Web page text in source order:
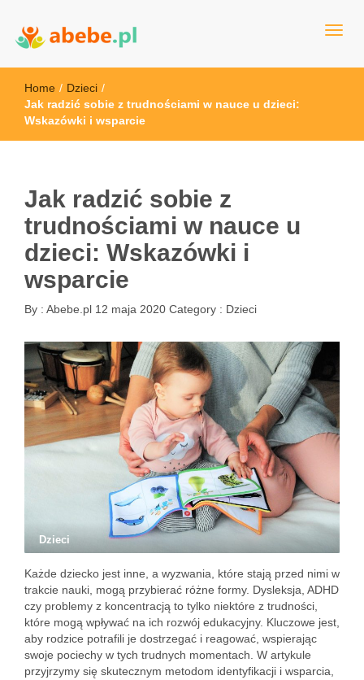
Abebe
Home / Dzieci /
Jak radzić sobie z trudnościami w nauce u dzieci:
Wskazówki i wsparcie
Jak radzić sobie z
trudnościami w nauce u
dzieci: Wskazówki i
wsparcie
By : Abebe.pl 12 maja 2020 Category : Dzieci
Dzieci
Każde dziecko jest inne, a wyzwania, które stają przed nimi w
trakcie nauki, mogą przybierać różne formy. Dysleksja, ADHD
czy problemy z koncentracją to tylko niektóre z trudności,
które mogą wpływać na ich rozwój edukacyjny. Kluczowe jest,
aby rodzice potrafili je dostrzegać i reagować, wspierając
swoje pociechy w tych trudnych momentach. W artykule
przyjrzymy się skutecznym metodom identyfikacji i wsparcia,